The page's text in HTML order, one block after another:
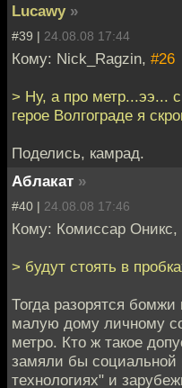
Lucawy »
#39 | 24.08.08 17:44
Кому: Nick_Ragzin, #26
> Ну, а про метр...ээ...
герое Волгограде я
Поделись, камрад.
Аблакат »
#40 | 24.08.08 17:46
Кому: Комиссар Оникс,
> будут стоять в
Тогда разорятся
малую дому личному
метро. Кто ж такое
замяли бы социальной
технологиях" и